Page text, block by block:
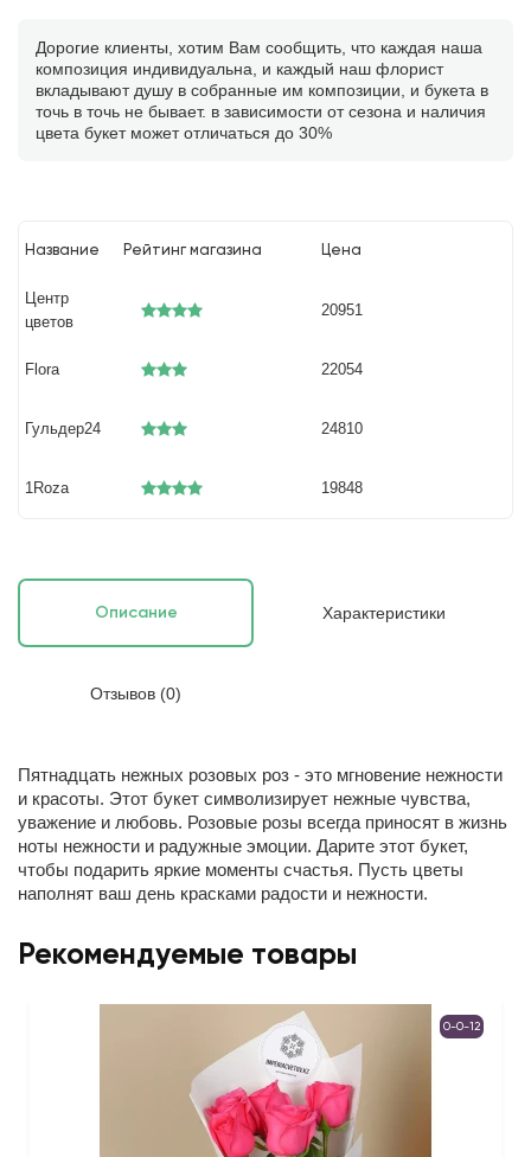
Дорогие клиенты, хотим Вам сообщить, что каждая наша
композиция индивидуальна, и каждый наш флорист
вкладывают душу в собранные им композиции, и букета в
точь в точь не бывает. в зависимости от сезона и наличия
цвета букет может отличаться до 30%
Название Рейтинг магазина Цена
Центр
цветов
20951
Flora 22054
Гульдер24 24810
1Roza 19848
Описание Характеристики
Отзывов (0)
Пятнадцать нежных розовых роз - это мгновение нежности
и красоты. Этот букет символизирует нежные чувства,
уважение и любовь. Розовые розы всегда приносят в жизнь
ноты нежности и радужные эмоции. Дарите этот букет,
чтобы подарить яркие моменты счастья. Пусть цветы
наполнят ваш день красками радости и нежности.
Рекомендуемые товары
0-0-12